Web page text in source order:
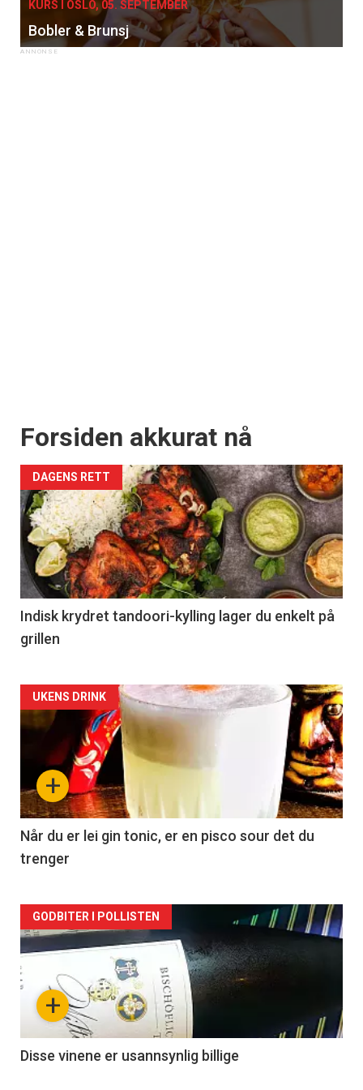
KURS I OSLO, 05. SEPTEMBER
Bobler & Brunsj
Forsiden akkurat nå
DAGENS RETT
Indisk krydret tandoori-kylling lager du enkelt på
grillen
Forsiden
akkurat
nå
-
2
+
UKENS DRINK
Når du er lei gin tonic, er en pisco sour det du
trenger
Forsiden
akkurat
nå
3
+
GODBITER I POLLISTEN
Disse vinene er usannsynlig billige